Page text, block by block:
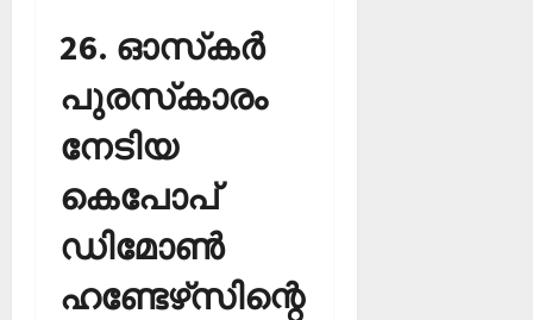
26. ഓസ്‌കര്‍
പുരസ്‌കാരം
നേടിയ
കെപോപ്
ഡിമോണ്‍
ഹണ്ടേഴ്‌സിന്റെ